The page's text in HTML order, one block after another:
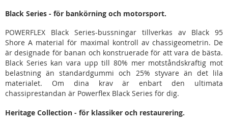
Black Series - för bankörning och motorsport.
POWERFLEX Black Series-bussningar tillverkas av Black 95
Shore A material för maximal kontroll av chassigeometrin. De
är designade för banan och konstruerade för att vara de bästa.
Black Series kan vara upp till 80% mer motståndskraftig mot
belastning än standardgummi och 25% styvare än det lila
materialet. Om dina krav är enbart den ultimata
chassiprestandan är Powerflex Black Series för dig.
Heritage Collection - för klassiker och restaurering.